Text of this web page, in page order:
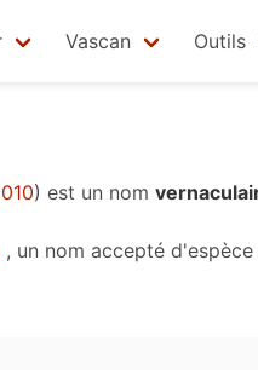
Vascan Outils
) est un nom
, un nom accepté d'espèce